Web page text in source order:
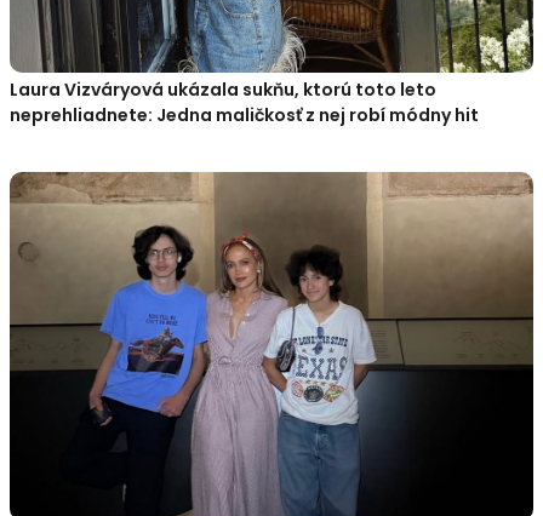
Laura Vizváryová ukázala sukňu, ktorú toto leto
neprehliadnete: Jedna maličkosť z nej robí módny hit